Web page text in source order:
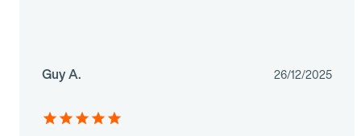
Guy A. 26/12/2025